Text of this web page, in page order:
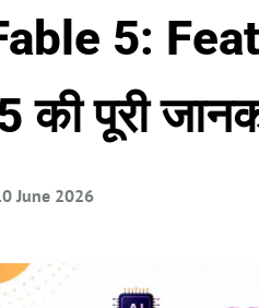
5:
पूरी
June 2026